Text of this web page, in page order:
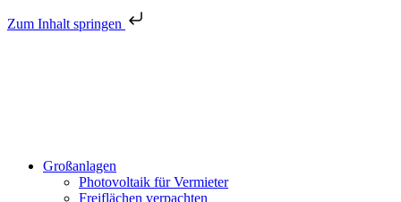
Zum Inhalt springen
Großanlagen
Photovoltaik für Vermieter
Freiflächen verpachten